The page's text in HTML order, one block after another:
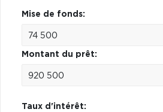
Mise de fonds:
Montant du prêt:
Taux d'intérêt: